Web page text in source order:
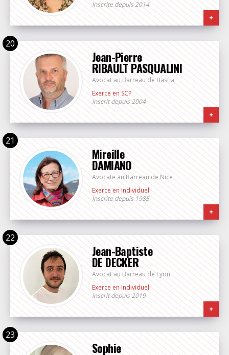
Inscrite depuis 2014
+
Jean-Pierre
RIBAULT PASQUALINI
Avocat au Barreau de Bastia
Exerce en SCP
Inscrit depuis 2004
+
Mireille
DAMIANO
Avocate au Barreau de Nice
Exerce en individuel
Inscrite depuis 1985
+
Jean-Baptiste
DE DECKER
Avocat au Barreau de Lyon
Exerce en individuel
Inscrit depuis 2019
+
Sophie